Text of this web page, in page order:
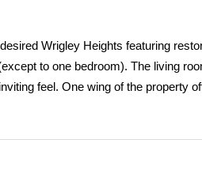
Wrigley Heights featuring
to one bedroom). The living
feel. One wing of the property
4 miles from Belmont Shore.